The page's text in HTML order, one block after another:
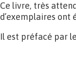
Ce livre, très
d’exemplaires ont
Il est préfacé par